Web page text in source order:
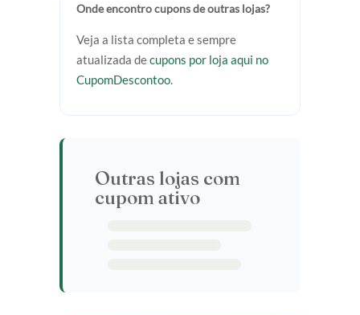
Onde encontro cupons de outras lojas?
Veja a lista completa e sempre
atualizada decupons por loja aqui no
CupomDescontoo.
Outras lojas com
cupom ativo